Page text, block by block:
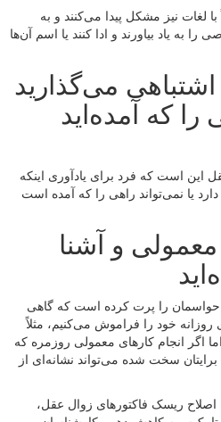
لغات نیز مشکل پیدا می‌کنند و به
به یاد بیاورند و ادا کنند یا اسم آن‌ها
می‌گذارید
را که آمده‌اید
این است که فرد برای یادآوری اینکه
یا نمی‌تواند راهی را که آمده است
معمولی و آشنا
را پرت کرده است که گاهی
خود را فراموش می‌کنیم، مثلاً
اگر انجام کارهای معمولی روزمره که
سخت شده می‌تواند نشانه‌ای از
اصلاح ریسک فاکتورهای زوال عقل،